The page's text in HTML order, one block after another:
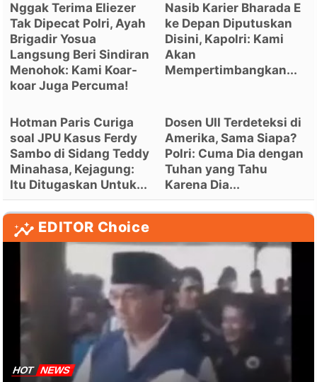
Nggak Terima Eliezer
Tak Dipecat Polri, Ayah
Brigadir Yosua
Langsung Beri Sindiran
Menohok: Kami Koar-
koar Juga Percuma!
Nasib Karier Bharada E
ke Depan Diputuskan
Disini, Kapolri: Kami
Akan
Mempertimbangkan...
Hotman Paris Curiga
soal JPU Kasus Ferdy
Sambo di Sidang Teddy
Minahasa, Kejagung:
Itu Ditugaskan Untuk...
Dosen UII Terdeteksi di
Amerika, Sama Siapa?
Polri: Cuma Dia dengan
Tuhan yang Tahu
Karena Dia...
EDITOR Choice
HOT NEWS